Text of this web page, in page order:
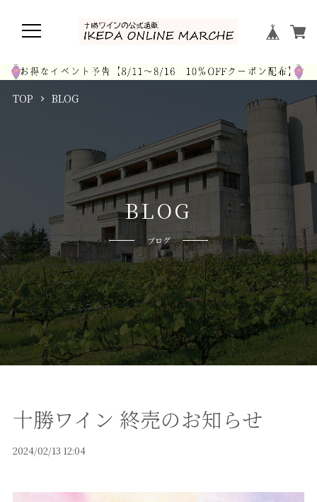
BLOG
ブログ
TOP BLOG
十勝ワイン 終売のお知らせ
2024/02/13 12:04